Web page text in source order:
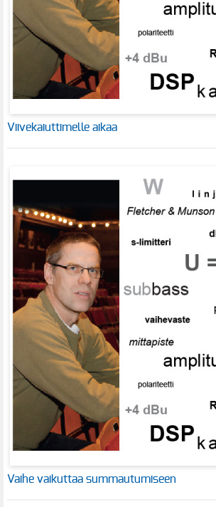
Viivekaiuttimelle aikaa
Vaihe vaikuttaa summautumiseen